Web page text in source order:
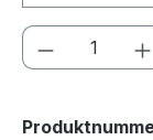
Produkt